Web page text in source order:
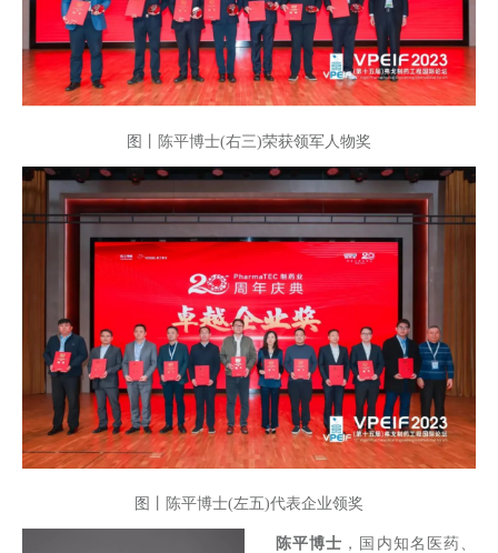
图丨陈平博士(右三)荣获领军人物奖
图丨陈平博士(左五)代表企业领奖
陈平博士 ，国内知名医药、